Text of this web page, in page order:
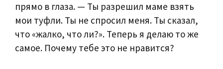
прямо в глаза. — Ты разрешил маме взять
мои туфли. Ты не спросил меня. Ты сказал,
что «жалко, что ли?». Теперь я делаю то же
самое. Почему тебе это не нравится?